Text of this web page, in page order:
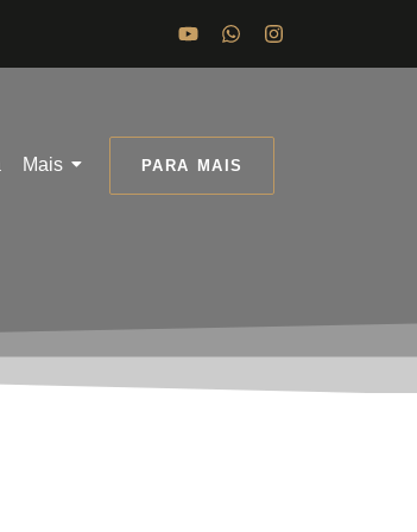
Mais PARA MAIS